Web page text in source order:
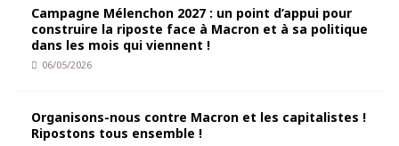
Campagne Mélenchon 2027 : un point d’appui pour
construire la riposte face à Macron et à sa politique
dans les mois qui viennent !
06/05/2026
Organisons-nous contre Macron et les capitalistes !
Ripostons tous ensemble !